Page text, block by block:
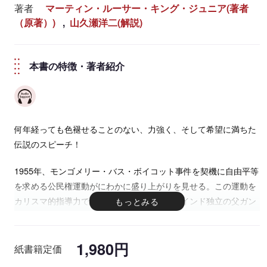
著者
マーティン・ルーサー・キング・ジュニア(著者
（原著）) , 山久瀬洋二(解説)
本書の特徴・著者紹介
何年経っても色褪せることのない、力強く、そして希望に満ちた
伝説のスピーチ！
1955年、モンゴメリー・バス・ボイコット事件を契機に自由平等
を求める公民権運動がにわかに盛り上がりを見せる。この運動を
カリスマ的指導力で舵取りしたキング牧師。インド独立の父ガン
“I Have a Dream (私には夢がある)”であまりにも有名なスピーチ
で英語を学ぶと同時に、アメリカが大切にしている価値観が理解
紙書籍定価 1,980円